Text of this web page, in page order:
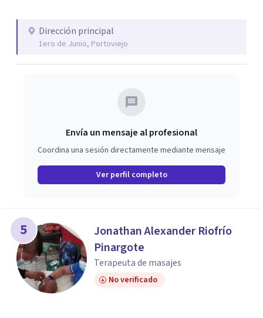
Dirección principal
1ero de Junio, Portoviejo
Envía un mensaje al profesional
Coordina una sesión directamente mediante mensaje
Ver perfil completo
5
Jonathan Alexander Riofrío
Pinargote
Terapeuta de masajes
No verificado